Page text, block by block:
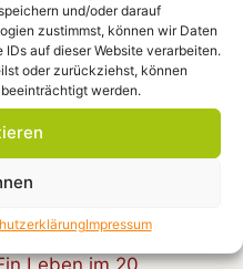
und/oder darauf
zustimmst, können wir Daten
auf dieser Website verarbeiten.
oder zurückziehst, können
werden.
Impressum
Rio Reiser, an
von Rio
KiezplatzOrt:
Parkfest im
von